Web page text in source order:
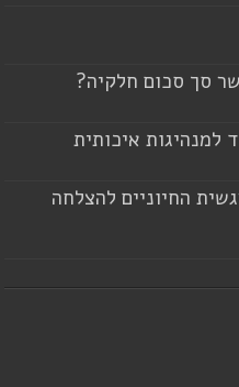
סך סכום חלקיה?
למנהיגות איכותית
החיוניים להצלחה